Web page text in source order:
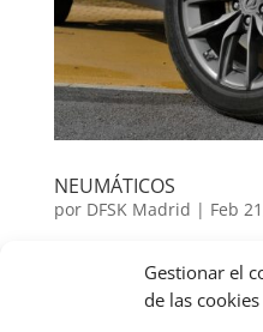
Gestionar el
de las cookies
NEUMÁTICOS
por DFSK Madrid | Feb
NEUMÁTICOS El
tecnología que